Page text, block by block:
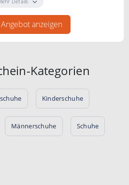
Angebot anzeigen
Kategorien
Kinderschuhe
Männerschuhe Schuhe